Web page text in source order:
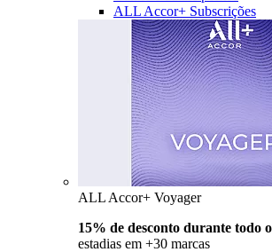
ALL Accor+ Subscrições
ALL Accor+ Voyager
15% de desconto durante todo
estadias em +30 marcas